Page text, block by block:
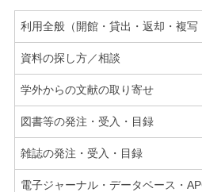
利用全般（開館・貸出・返却・複
資料の探し方／相談
学外からの文献の取り寄せ
図書等の発注・受入・目録
雑誌の発注・受入・目録
電子ジャーナル・データベース・